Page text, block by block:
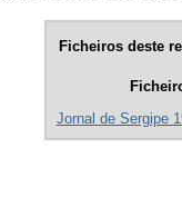
Ficheiros deste
Jornal de Sergipe